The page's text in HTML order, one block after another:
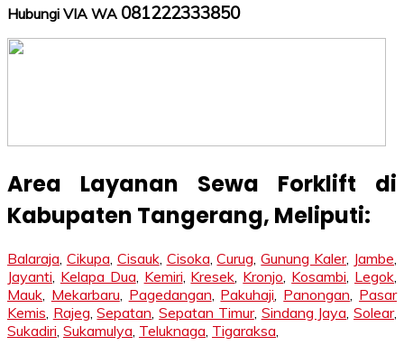
Hubungi VIA WA 081222333850
Area Layanan Sewa Forklift di
Kabupaten Tangerang, Meliputi:
Balaraja Cikupa Cisauk, Cisoka ,Curug ,Gunung Kaler, Jambe
Jayanti Kelapa Dua Kemiri Kresek Kronjo Kosambi Legok
Mauk Mekarbaru Pagedangan Pakuhaji Panongan Pasar
Kemis Rajeg ,Sepatan ,Sepatan Timur, Sindang Jaya ,Solear,
Sukadiri Sukamulya Teluknaga Tigaraksa